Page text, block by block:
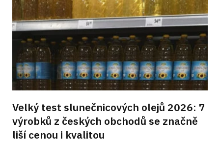
Velký test slunečnicových olejů 2026: 7
výrobků z českých obchodů se značně
liší cenou i kvalitou